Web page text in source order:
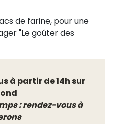
de farine, pour une
"Le goûter des
à partir de 14h sur
: rendez-vous à